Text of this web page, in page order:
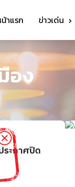
าแรก ข่าวเด่น
อง
ระกาศปิด